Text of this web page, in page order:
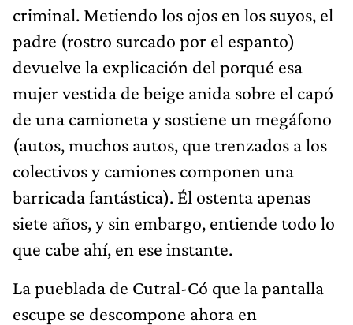
criminal. Metiendo los ojos en los suyos, el
padre (rostro surcado por el espanto)
devuelve la explicación del porqué esa
mujer vestida de beige anida sobre el capó
de una camioneta y sostiene un megáfono
(autos, muchos autos, que trenzados a los
colectivos y camiones componen una
barricada fantástica). Él ostenta apenas
siete años, y sin embargo, entiende todo lo
que cabe ahí, en ese instante.
La pueblada de Cutral-Có que la pantalla
escupe se descompone ahora en